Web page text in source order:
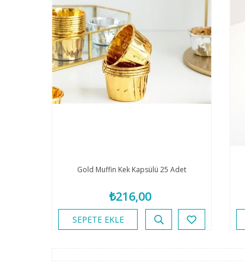
Gold Muffin Kek Kapsülü 25 Adet
₺216,00
SEPETE EKLE